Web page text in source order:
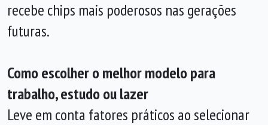
recebe chips mais poderosos nas gerações
futuras.
Como escolher o melhor modelo para
trabalho, estudo ou lazer
Leve em conta fatores práticos ao selecionar